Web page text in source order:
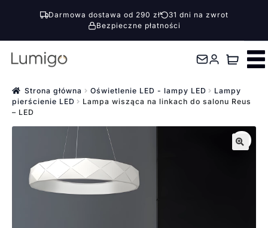
Darmowa dostawa od 290 zł
31 dni na zwrot
Bezpieczne płatności
Przejdź
nawigacji
Przejdź
treści Strona główna Oświetlenie LED - lampy LED
Lampy
pierścienie LED
Lampa wisząca na linkach do salonu Reus
– LED